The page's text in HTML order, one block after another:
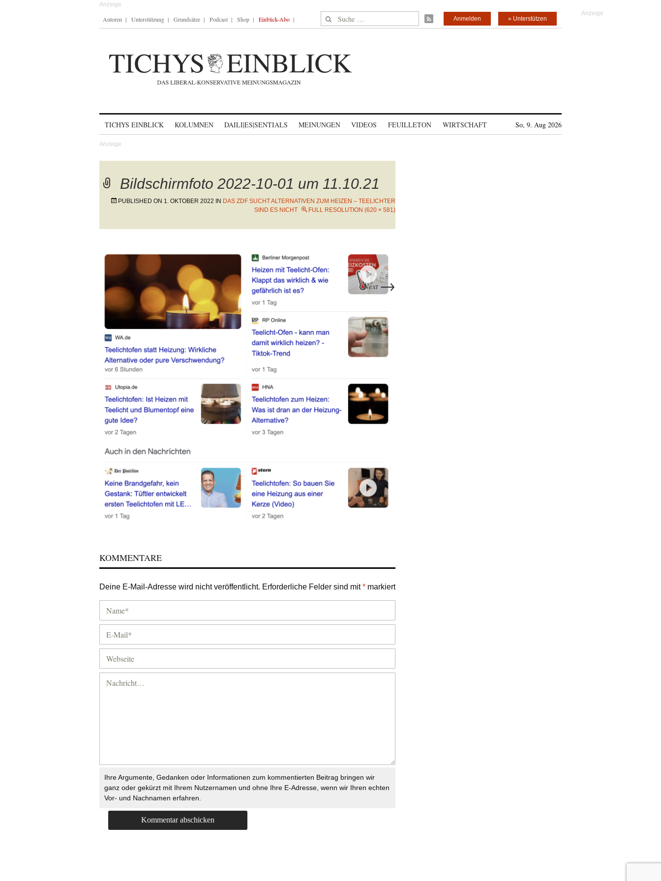
Autoren Unterstützung Grundsätze Podcast Shop Einblick-Abo Suche nach: » Unterstützen
Anmelden
TICHYS EINBLICK KOLUMNEN DAILI|ES|SENTIALS MEINUNGEN VIDEOS FEUILLETON WIRTSCHAFT So, 9. Aug 2026
Bildschirmfoto 2022-10-01 um 11.10.21
PUBLISHED ON 1. OKTOBER 2022 IN DAS ZDF SUCHT ALTERNATIVEN ZUM HEIZEN – TEELICHTER
SIND ES NICHT
FULL RESOLUTION (620 × 581)
Next→
KOMMENTARE
Deine E-Mail-Adresse wird nicht veröffentlicht. Erforderliche Felder sind mit* markiert
Ihre Argumente, Gedanken oder Informationen zum kommentierten Beitrag bringen wir
ganz oder gekürzt mit Ihrem Nutzernamen und ohne Ihre E-Adresse, wenn wir Ihren echten
Vor- und Nachnamen erfahren.